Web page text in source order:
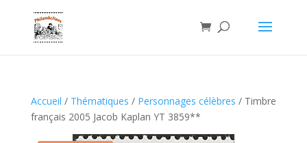
Accueil / Thématiques / Personnages célèbres / Timbre
français 2005 Jacob Kaplan YT 3859**